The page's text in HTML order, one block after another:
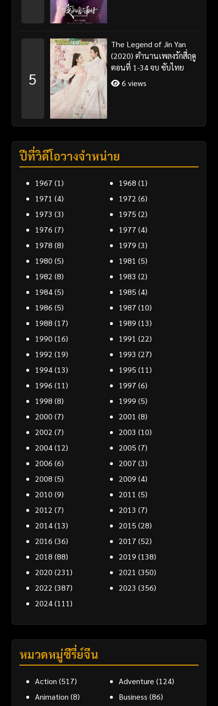
5
The Legend of Jin Yan
(2020) ตำนานเพลงรักสี่ฤดู
ตอนที่ 1-34 จบ ซับไทย
6 views
ปีที่วิดีโอวางจำหน่าย
1967 (1) 1968 (1)
1971 (4) 1972 (6)
1973 (3) 1975 (2)
1976 (7) 1977 (4)
1978 (8) 1979 (3)
1980 (5) 1981 (5)
1982 (8) 1983 (2)
1984(5) 1985 (4)
1986 (5) 1987 (10)
1988 (17) 1989 (13)
1990 (16) 1991 (22)
1992 (19) 1993 (27)
1994(13) 1995 (11)
1996 (11) 1997 (6)
1998 (8) 1999 (5)
2000 (7) 2001 (8)
2002 (7) 2003 (10)
2004(12) 2005 (7)
2006 (6) 2007 (3)
2008 (5) 2009 (4)
2010 (9) 2011 (5)
2012 (7) 2013 (7)
2014(13) 2015 (28)
2016 (36) 2017 (52)
2018 (88) 2019 (138)
2020 (231) 2021 (350)
2022 (387) 2023 (356)
2024(111)
หมวดหมู่ซีรี่ย์จีน
Action (517) Adventure (124)
Animation (8) Business (86)